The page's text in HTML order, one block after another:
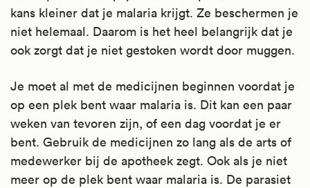
kans kleiner dat je malaria krijgt. Ze beschermen je
niet helemaal. Daarom is het heel belangrijk dat je
ook zorgt dat je niet gestoken wordt door muggen.
Je moet al met de medicijnen beginnen voordat je
op een plek bent waar malaria is. Dit kan een paar
weken van tevoren zijn, of een dag voordat je er
bent. Gebruik de medicijnen zo lang als de arts of
medewerker bij de apotheek zegt. Ook als je niet
meer op de plek bent waar malaria is. De parasiet